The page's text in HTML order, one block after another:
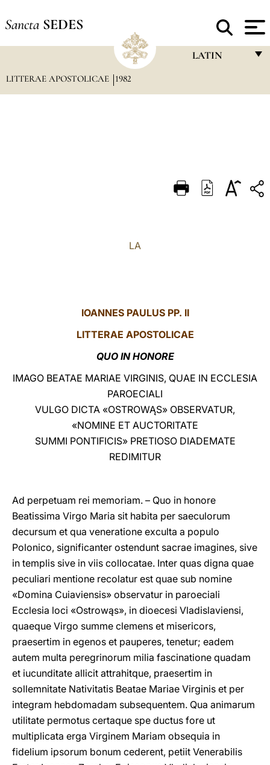
Sancta SEDES
LATIN
DEUTSCH
LITTERAE APOSTOLICAE 1982
LA
IOANNES PAULUS PP. II
LITTERAE APOSTOLICAE
QUO IN HONORE
IMAGO BEATAE MARIAE VIRGINIS, QUAE IN ECCLESIA
PAROECIALI
VULGO DICTA «OSTROWĄS» OBSERVATUR,
«NOMINE ET AUCTORITATE
SUMMI PONTIFICIS» PRETIOSO DIADEMATE
REDIMITUR
Ad perpetuam rei memoriam. – Quo in honore
Beatissima Virgo Maria sit habita per saeculorum
decursum et qua veneratione exculta a populo
Polonico, significanter ostendunt sacrae imagines, sive
in templis sive in viis collocatae. Inter quas digna quae
peculiari mentione recolatur est quae sub nomine
«Domina Cuiaviensis» observatur in paroeciali
Ecclesia loci «Ostrowąs», in dioecesi Vladislaviensi,
quaeque Virgo summe clemens et misericors,
praesertim in egenos et pauperes, tenetur; eadem
autem multa peregrinorum milia fascinatione quadam
et iucunditate allicit attrahitque, praesertim in
sollemnitate Nativitatis Beatae Mariae Virginis et per
integram hebdomadam subsequentem. Qua animarum
utilitate permotus certaque spe ductus fore ut
multiplicata erga Virginem Mariam obsequia in
fidelium ipsorum bonum cederent, petiit Venerabilis